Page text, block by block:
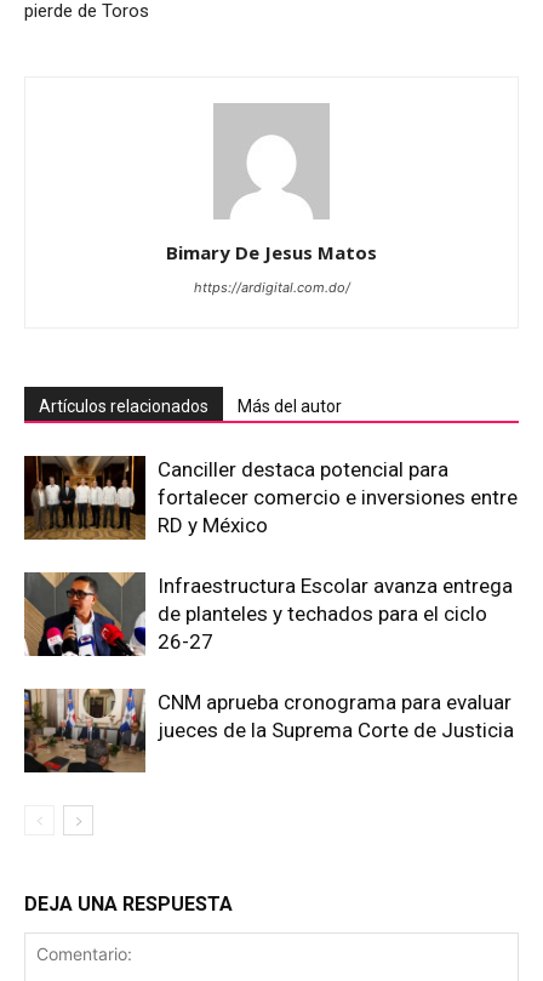
pierde de Toros
Bimary De Jesus Matos
https://ardigital.com.do/
Artículos relacionados Más del autor
Canciller destaca potencial para
fortalecer comercio e inversiones entre
RD y México
Infraestructura Escolar avanza entrega
de planteles y techados para el ciclo
26-27
CNM aprueba cronograma para evaluar
jueces de la Suprema Corte de Justicia
DEJA UNA RESPUESTA